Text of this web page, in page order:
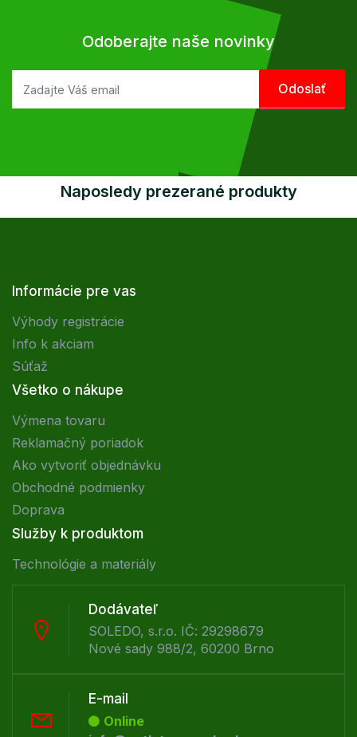
Odoberajte naše novinky
Naposledy prezerané produkty
Informácie pre vas
Výhody registrácie
Info k akciam
Súťaž
Všetko o nákupe
Výmena tovaru
Reklamačný poriadok
Ako vytvoriť objednávku
Obchodné podmienky
Doprava
Služby k produktom
Technológie a materiály
Dodávateľ
SOLEDO, s.r.o. IČ: 29298679
Nové sady 988/2, 60200 Brno
E-mail
Online